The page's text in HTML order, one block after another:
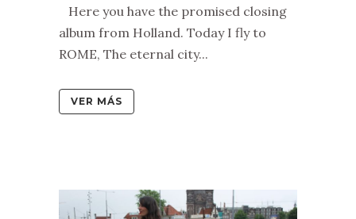
Here you have the promised closing
album from Holland. Today I fly to
ROME, The eternal city...
VER MÁS